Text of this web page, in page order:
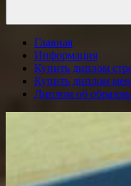
Главная
Информация
Купить диплом
Купить диплом
Диплом об